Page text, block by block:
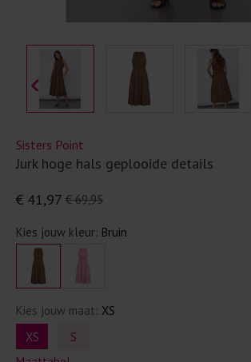
Sisters Point
Jurk hoge hals geplooide details
€ 69,95
€ 41,97
Kies jouw kleur: Bruin
Kies jouw maat: XS
XS
S